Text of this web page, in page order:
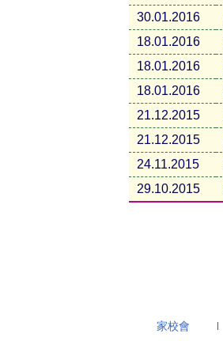
30.01.2016
18.01.2016
18.01.2016
18.01.2016
21.12.2015
21.12.2015
24.11.2015
29.10.2015
家校會